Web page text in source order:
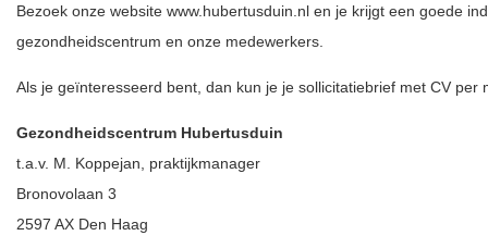
Bezoek onze website www.hubertusduin.nl en je krijgt een goede
gezondheidscentrum en onze medewerkers.
Als je geïnteresseerd bent, dan kun je je sollicitatiebrief met CV per
Gezondheidscentrum Hubertusduin
t.a.v. M. Koppejan, praktijkmanager
Bronovolaan 3
2597 AX Den Haag